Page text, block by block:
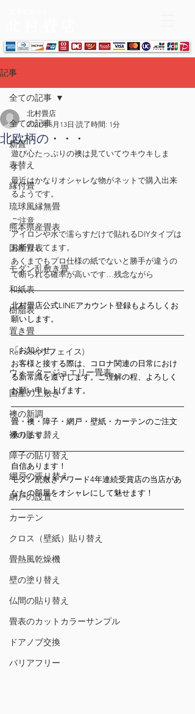
記事
全ての記事
新畳
表替え
縁付畳
琉球風縁無畳
熊本県産畳表
国産畳表
モダン乱敷き畳
和紙表
樹脂表
置き畳
ReFace(リフェイス)
ウォータージュエリー畳表
国産の上敷き
襖の新調
襖の貼り替え
障子の貼り替え
網戸の張り替え
網戸の設置
カーテン
クロス（壁紙）貼り替え
畳熱風乾燥機
壁の塗り替え
仏間の貼り替え
畳表のカットカラーサンプル
ドアノブ交換
バリアフリー
全ての記事
北欧柄の・・・
北村畳店
2021年5月13日 読了時間: 1分
遊び心たっぷりの襖は見ていてウキウキしま
す。
最近はかなりオシャレな物がネットで購入出来
るようです。
ご注意
アイロンや水で濡らすだけで貼れるDIYタイプは
お断りしてます。
あくまでもプロ仕様の紙でないと勝手が違うの
で断られる確率が高いです…残念ながら
北村畳店公式LINEアカウント登録もよろしくお
願いします。
「お知らせ」
お客様と接する際は、コロナ関連の日常におけ
る新常識を遵守します。ご理解の程、よろしく
お願い申し上げます。
畳・襖・障子・網戸・壁紙・カーテンのご注文
承ります。
自信あります！
モダン乱敷きアワード4年連続受賞店の当店があ
なたの部屋をオシャレにして魅せます！